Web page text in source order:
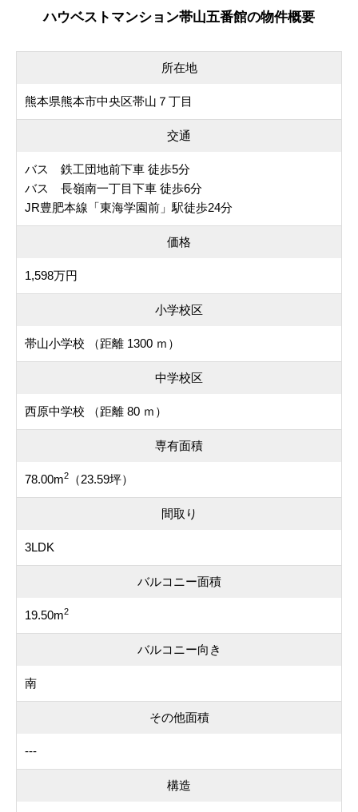
ハウベストマンション帯山五番館の物件概要
所在地
熊本県熊本市中央区帯山７丁目
交通
バス 鉄工団地前下車 徒歩5分
バス 長嶺南一丁目下車 徒歩6分
JR豊肥本線「東海学園前」駅徒歩24分
価格
1,598万円
小学校区
帯山小学校 （距離 1300 ｍ）
中学校区
西原中学校 （距離 80 ｍ）
専有面積
78.00m2 （23.59坪）
間取り
3LDK
バルコニー面積
19.50m2
バルコニー向き
南
その他面積
---
構造